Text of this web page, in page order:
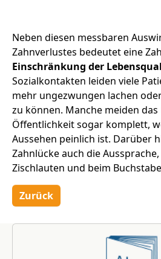
Neben diesen messbaren
Zahnverlustes bedeutet eine
Einschränkung der
Sozialkontakten leiden viele
mehr ungezwungen lachen
zu können. Manche meiden das
Öffentlichkeit sogar komplett,
Aussehen peinlich ist. Darüber
Zahnlücke auch die
Zischlauten und beim
Zurück